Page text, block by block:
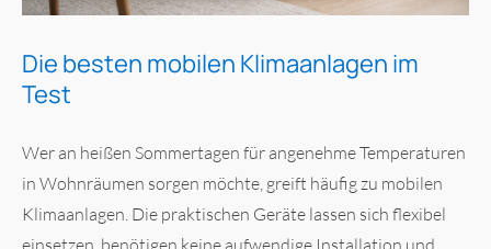
Die besten mobilen Klimaanlagen im
Test
Wer an heißen Sommertagen für angenehme Temperaturen
in Wohnräumen sorgen möchte, greift häufig zu mobilen
Klimaanlagen. Die praktischen Geräte lassen sich flexibel